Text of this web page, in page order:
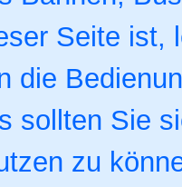
Seite
die
sollten Sie
zu